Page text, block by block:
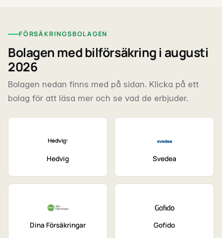
FÖRSÄKRINGSBOLAGEN
Bolagen med bilförsäkring i augusti
2026
Bolagen nedan finns med på sidan. Klicka på ett
bolag för att läsa mer och se vad de erbjuder.
Hedvig Svedea
Dina Försäkringar Gofido